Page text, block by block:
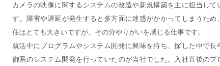
カメラの映像に関するシステムの改造や新規構築を主に担当して
す。障害や遅延が発生すると多方面に迷惑がかかってしまうため
任はとても大きいですが、その分やりがいを感じる仕事です。
就活中にプログラムやシステム開発に興味を持ち、探した中で長
御系のシステム開発を行っていたのが当社でした。入社直後のプ